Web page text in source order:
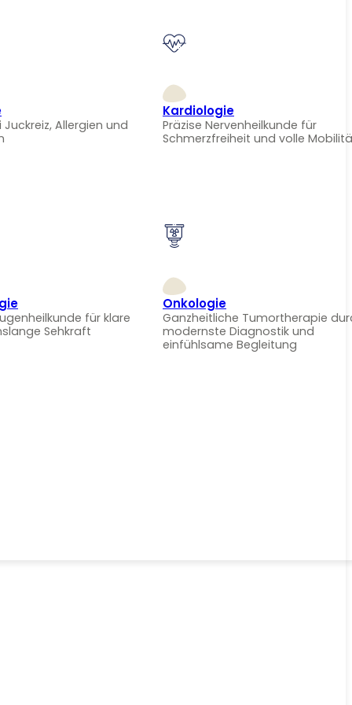
Juckreiz, Allergien und
Kardiologie
Präzise Nervenheilkunde für
Schmerzfreiheit und volle
für klare
Sehkraft
Onkologie
Ganzheitliche Tumortherapie
modernste Diagnostik und
einfühlsame Begleitung